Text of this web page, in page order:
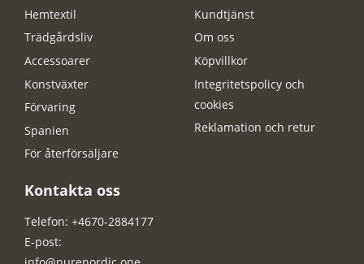
Hemtextil
Trädgårdsliv
Accessoarer
Konstväxter
Förvaring
Spanien
För återförsäljare
Kundtjänst
Om oss
Köpvillkor
Integritetspolicy och
cookies
Reklamation och retur
Kontakta oss
Telefon: +4670-2884177
E-post: